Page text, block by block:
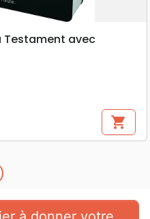
Testament avec
shopping_cart